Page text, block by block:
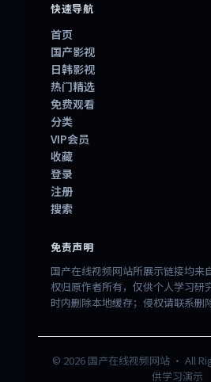
快速导航
首页
国产影视
日韩影视
热门精选
免费观看
分类
VIP会员
收藏
登录
注册
搜索
免责声明
国产在线视频网站所展示链接均来
权归原作者所有，仅供个人学习研
时内删除本地缓存；侵权请联系删除
© 2026 国产在线视频网站· All
供学习演示